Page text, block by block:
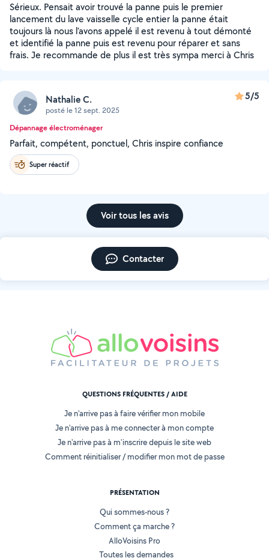
Sérieux. Pensait avoir trouvé la panne puis le premier
lancement du lave vaisselle cycle entier la panne était
toujours là nous l’avons appelé il est revenu à tout démonté
et identifié la panne puis est revenu pour réparer et sans
frais. Je recommande de plus il est très sympa merci à Chris
Nathalie C.
posté le 12 sept. 2025
5/5
Dépannage électroménager
Parfait, compétent, ponctuel, Chris inspire confiance
Super réactif
Voir tous les avis
Contacter
QUESTIONS FRÉQUENTES / AIDE
Je n'arrive pas à faire vérifier mon mobile
Je n'arrive pas à me connecter à mon compte
Je n'arrive pas à m'inscrire depuis le site web
Comment réinitialiser / modifier mon mot de passe
PRÉSENTATION
Qui sommes-nous ?
Comment ça marche ?
AlloVoisins Pro
Toutes les demandes